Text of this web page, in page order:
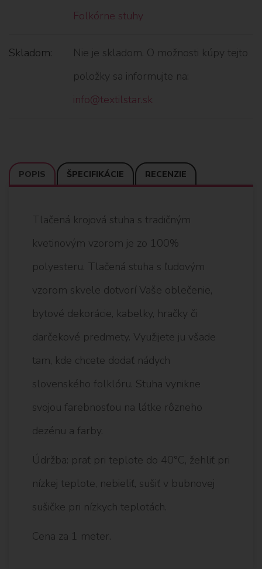
Folkórne stuhy
Skladom:
Nie je skladom. O možnosti kúpy tejto
položky sa informujte na:
info@textilstar.sk
POPIS ŠPECIFIKÁCIE RECENZIE
Tlačená krojová stuha s tradičným
kvetinovým vzorom je zo 100%
polyesteru. Tlačená stuha s ľudovým
vzorom skvele dotvorí Vaše oblečenie,
bytové dekorácie, kabelky, hračky či
darčekové predmety. Využijete ju všade
tam, kde chcete dodať nádych
slovenského folklóru. Stuha vynikne
svojou farebnosťou na látke rôzneho
dezénu a farby.
Údržba: prať pri teplote do 40°C, žehliť pri
nízkej teplote, nebieliť, sušiť v bubnovej
sušičke pri nízkych teplotách.
Cena za 1 meter.